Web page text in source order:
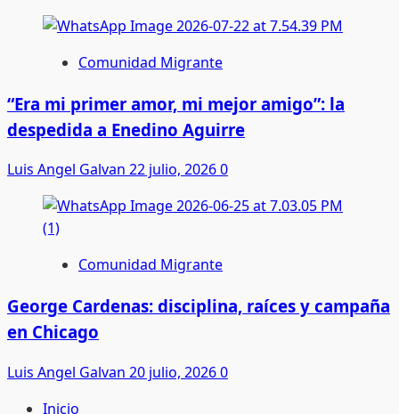
Comunidad Migrante
“Era mi primer amor, mi mejor amigo”: la
despedida a Enedino Aguirre
Luis Angel Galvan 22 julio, 20260
Comunidad Migrante
George Cardenas: disciplina, raíces y campaña
en Chicago
Luis Angel Galvan 20 julio, 20260
Inicio